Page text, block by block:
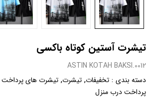
تیشرت آستین کوتاه باکسی
0012.ASTIN KOTAH BAKSI
دسته بندی : تخفیفات, تیشرت, تیشرت های
پرداخت درب منزل